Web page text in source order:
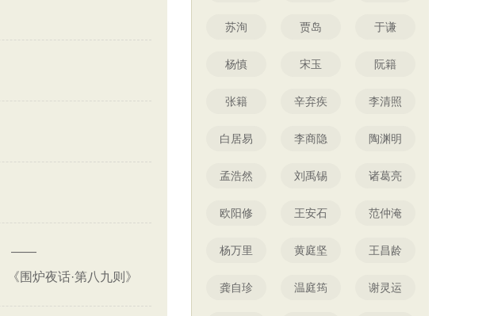
——
《围炉夜话·第八九则》
苏洵 贾岛 于谦
杨慎 宋玉 阮籍
张籍 辛弃疾 李清照
白居易 李商隐 陶渊明
孟浩然 刘禹锡 诸葛亮
欧阳修 王安石 范仲淹
杨万里 黄庭坚 王昌龄
龚自珍 温庭筠 谢灵运